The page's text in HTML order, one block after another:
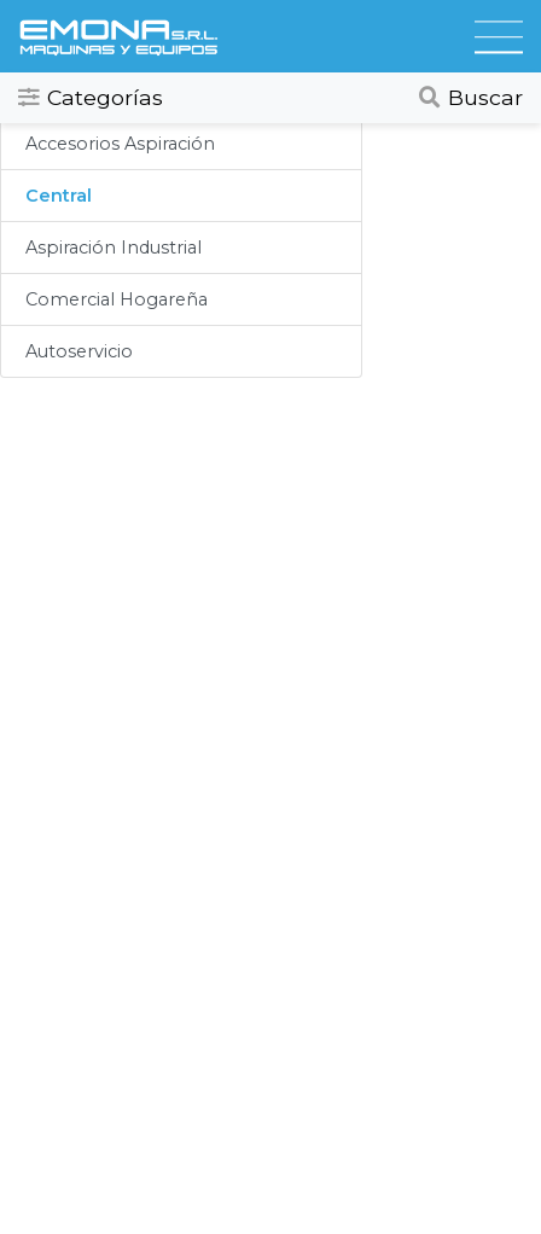
Categorías Buscar
Categorias
Todos
Compresores
Secadores
Hidrolavadoras
Lubricación
Limpieza
Aspiracion
Ver todos
Accesorios Aspiración
Central
Aspiración Industrial
Comercial Hogareña
Autoservicio